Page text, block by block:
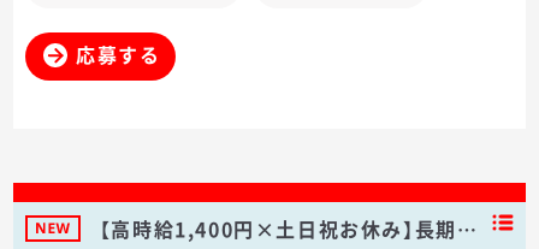
応募する
【高時給1,400円×土日祝お休み】長期…